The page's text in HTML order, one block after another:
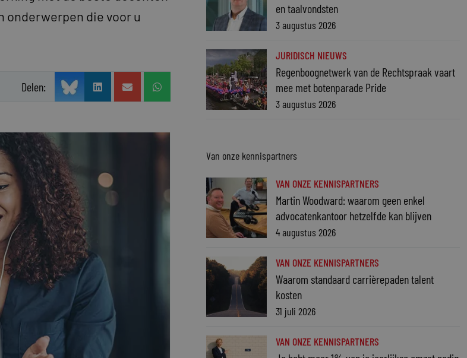
onderwerpen die voor u
Delen:
en taalvondsten
3 augustus 2026
JURIDISCH NIEUWS
Regenboognetwerk van de Rechtspraak vaart
mee met botenparade Pride
3 augustus 2026
Van onze kennispartners
VAN ONZE KENNISPARTNERS
Martin Woodward: waarom geen enkel
advocatenkantoor hetzelfde kan blijven
4 augustus 2026
VAN ONZE KENNISPARTNERS
Waarom standaard carrièrepaden talent
kosten
31 juli 2026
VAN ONZE KENNISPARTNERS